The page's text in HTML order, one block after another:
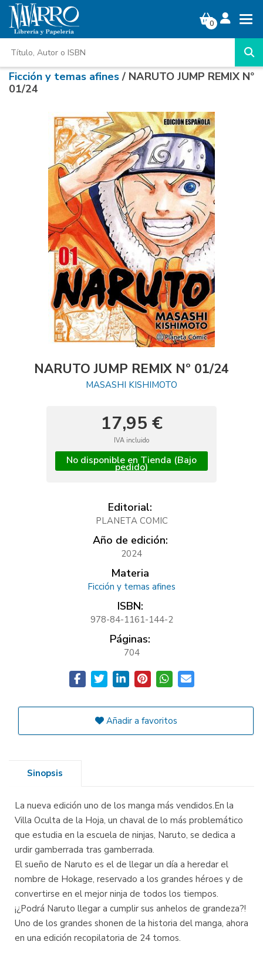
0
Ficción y temas afines/ NARUTO JUMP REMIX Nº
01/24
NARUTO JUMP REMIX Nº 01/24
MASASHI KISHIMOTO
17,95 €
IVA incluido
No disponible en Tienda (Bajo
pedido)
Editorial:
PLANETA COMIC
Año de edición:
2024
Materia
Ficción y temas afines
ISBN:
978-84-1161-144-2
Páginas:
704
Añadir a favoritos
Sinopsis
La nueva edición uno de los manga más vendidos.En la
Villa Oculta de la Hoja, un chaval de lo más problemático
que estudia en la escuela de ninjas, Naruto, se dedica a
urdir gamberrada tras gamberrada.
El sueño de Naruto es el de llegar un día a heredar el
nombre de Hokage, reservado a los grandes héroes y de
convertirse en el mejor ninja de todos los tiempos.
¡¿Podrá Naruto llegar a cumplir sus anhelos de grandeza?!
Uno de los grandes shonen de la historia del manga, ahora
en una edición recopilatoria de 24 tomos.